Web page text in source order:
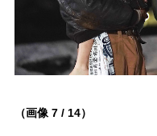
（画像 7 / 14）